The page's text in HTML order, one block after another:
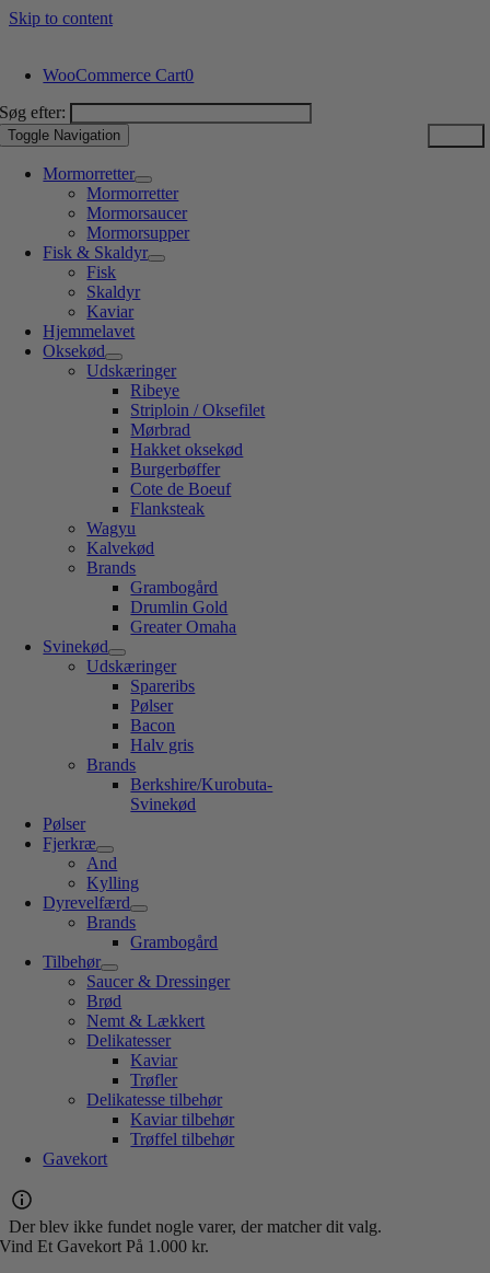
Skip to content
WooCommerce Cart0
Søg efter:
Toggle Navigation
Mormorretter
Mormorretter
Mormorsaucer
Mormorsupper
Fisk & Skaldyr
Fisk
Skaldyr
Kaviar
Hjemmelavet
Oksekød
Udskæringer
Ribeye
Striploin / Oksefilet
Mørbrad
Hakket oksekød
Burgerbøffer
Cote de Boeuf
Flanksteak
Wagyu
Kalvekød
Brands
Grambogård
Drumlin Gold
Greater Omaha
Svinekød
Udskæringer
Spareribs
Pølser
Bacon
Halv gris
Brands
Berkshire/Kurobuta-
Svinekød
Pølser
Fjerkræ
And
Kylling
Dyrevelfærd
Brands
Grambogård
Tilbehør
Saucer & Dressinger
Brød
Nemt & Lækkert
Delikatesser
Kaviar
Trøfler
Delikatesse tilbehør
Kaviar tilbehør
Trøffel tilbehør
Gavekort
Der blev ikke fundet nogle varer, der matcher dit valg.
Vind Et Gavekort På 1.000 kr.